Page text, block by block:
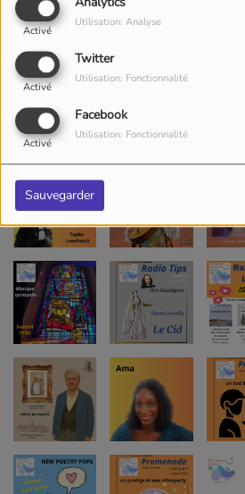
Activé
Utilisation: Analyse
Twitter
Activé
Utilisation: Fonctionnalité
Facebook
Activé
Utilisation: Fonctionnalité
Sauvegarder